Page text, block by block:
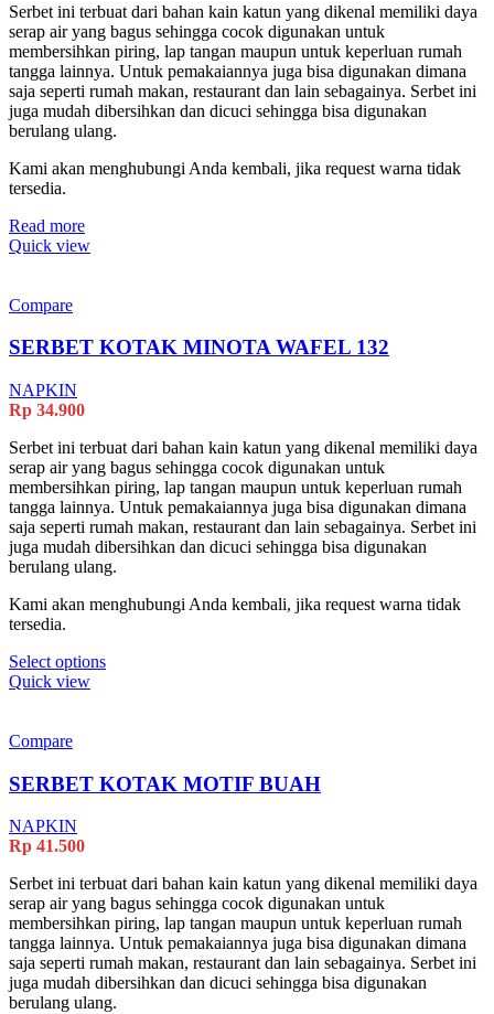
Serbet ini terbuat dari bahan kain katun yang dikenal memiliki daya
serap air yang bagus sehingga cocok digunakan untuk
membersihkan piring, lap tangan maupun untuk keperluan rumah
tangga lainnya. Untuk pemakaiannya juga bisa digunakan dimana
saja seperti rumah makan, restaurant dan lain sebagainya. Serbet ini
juga mudah dibersihkan dan dicuci sehingga bisa digunakan
berulang ulang.
Kami akan menghubungi Anda kembali, jika request warna tidak
tersedia.
Read more
Quick view
Compare
SERBET KOTAK MINOTA WAFEL 132
NAPKIN
Rp 34.900
Serbet ini terbuat dari bahan kain katun yang dikenal memiliki daya
serap air yang bagus sehingga cocok digunakan untuk
membersihkan piring, lap tangan maupun untuk keperluan rumah
tangga lainnya. Untuk pemakaiannya juga bisa digunakan dimana
saja seperti rumah makan, restaurant dan lain sebagainya. Serbet ini
juga mudah dibersihkan dan dicuci sehingga bisa digunakan
berulang ulang.
Kami akan menghubungi Anda kembali, jika request warna tidak
tersedia.
Select options
Quick view
Compare
SERBET KOTAK MOTIF BUAH
NAPKIN
Rp 41.500
Serbet ini terbuat dari bahan kain katun yang dikenal memiliki daya
serap air yang bagus sehingga cocok digunakan untuk
membersihkan piring, lap tangan maupun untuk keperluan rumah
tangga lainnya. Untuk pemakaiannya juga bisa digunakan dimana
saja seperti rumah makan, restaurant dan lain sebagainya. Serbet ini
juga mudah dibersihkan dan dicuci sehingga bisa digunakan
berulang ulang.